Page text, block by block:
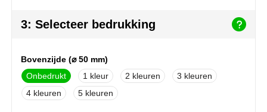
Marvin's
Mentos
Mepal
3: Selecteer bedrukking
Bovenzijde (⌀ 50 mm)
Onbedrukt
1 2
3
4
5